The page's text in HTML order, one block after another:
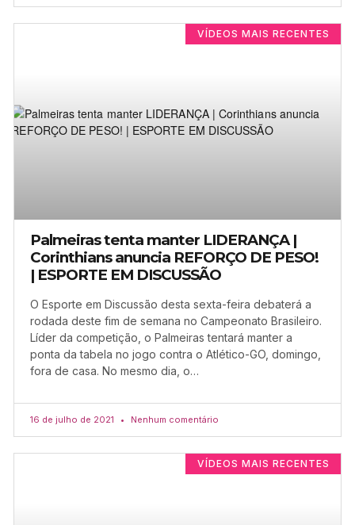
VÍDEOS MAIS RECENTES
Palmeiras tenta manter LIDERANÇA |
Corinthians anuncia REFORÇO DE PESO!
| ESPORTE EM DISCUSSÃO
O Esporte em Discussão desta sexta-feira debaterá a
rodada deste fim de semana no Campeonato Brasileiro.
Líder da competição, o Palmeiras tentará manter a
ponta da tabela no jogo contra o Atlético-GO, domingo,
fora de casa. No mesmo dia, o…
16 de julho de 2021 Nenhum comentário
VÍDEOS MAIS RECENTES